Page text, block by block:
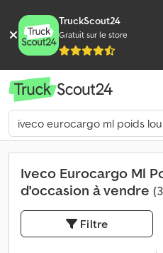
TruckScout24
Gratuit sur le store
Iveco Eurocargo Ml
d'occasion à vendre
Filtre